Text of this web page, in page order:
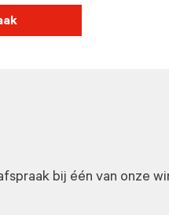
bij één van onze